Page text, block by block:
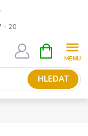
- 20
HLEDAT
NÁKUPNÍ
KOŠÍK